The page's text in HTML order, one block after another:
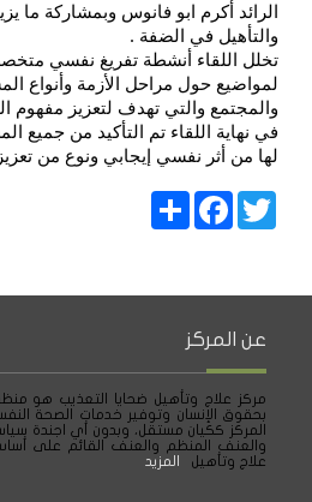
والتأهيل في الضفة .
تخلل اللقاء أنشطة تفريغ نفسي
لمواضيع حول مراحل الأزمة وأنواع
والمجتمع والتي تهدف لتعزيز مفهوم
في نهاية اللقاء تم التأكيد من جميع
لها من أثر نفسي إيجابي ونوع من
Share
FacebookTwitter
عن المركز
مركز علاج وتأهيل ضحايا التعذيب هو
بحقوق الإنسان وتوفير خدمات الصحة
المركز ككيان مستقل، وبدون أي اجندة
والعنف المنظم والعنف القائم على
علاج وتأهيل
المزيد